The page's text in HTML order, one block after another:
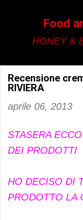
Food
HONEY &
Recensione
RIVIERA
aprile 06, 2013
STASERA
DEI PRODOTTI
HO DECISO DI
PRODOTTO LA